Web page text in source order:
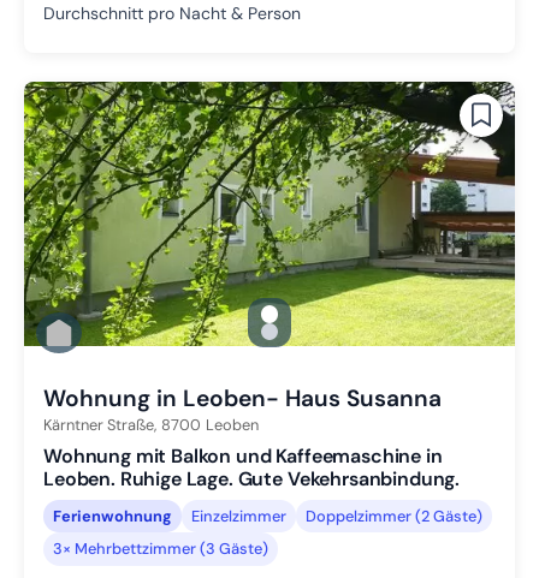
Durchschnitt pro Nacht & Person
gallery.slide_selector
Zu Slide 1 wechseln
Zu Slide 2 wechseln
Wohnung in Leoben- Haus Susanna
Kärntner Straße, 8700 Leoben
Wohnung mit Balkon und Kaffeemaschine in
Leoben. Ruhige Lage. Gute Vekehrsanbindung.
Ferienwohnung Einzelzimmer
Doppelzimmer (2 Gäste)
3× Mehrbettzimmer (3 Gäste)